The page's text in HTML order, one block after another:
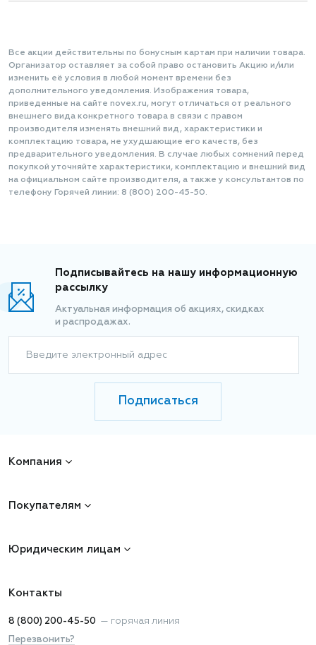
Все акции действительны по бонусным картам при наличии товара.
Организатор оставляет за собой право остановить Акцию и/или
изменить её условия в любой момент времени без
дополнительного уведомления. Изображения товара,
приведенные на сайте novex.ru, могут отличаться от реального
внешнего вида конкретного товара в связи с правом
производителя изменять внешний вид, характеристики и
комплектацию товара, не ухудшающие его качеств, без
предварительного уведомления. В случае любых сомнений перед
покупкой уточняйте характеристики, комплектацию и внешний вид
на официальном сайте производителя, а также у консультантов по
телефону Горячей линии: 8 (800) 200-45-50.
Подписывайтесь на нашу информационную
рассылку
Актуальная информация об акциях, скидках
и распродажах.
Введите электронный адрес
Подписаться
Компания
Покупателям
Юридическим лицам
Контакты
8 (800) 200-45-50 — горячая линия
Перезвонить?